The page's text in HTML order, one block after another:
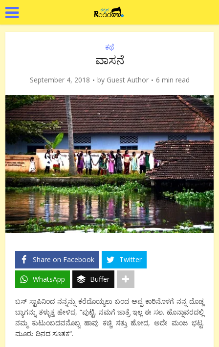
ಕಥೆ
ವಾಸನೆ
September 4, 2018 by Guest Author 6 min read
Share on Facebook Twitter
WhatsApp Buffer
ಬಸ್ ಸ್ಟಾಪಿನಿಂದ ನನ್ನನ್ನು ಕರೆದೊಯ್ಯಲು ಬಂದ ಅಪ್ಪ ಕಾರಿನೊಳಗೆ ನನ್ನ ದೊಡ್ಡ
ಬ್ಯಾಗನ್ನು ತಳ್ಳುತ್ತ ಹೇಳಿದ, “ಪುಟ್ಟಿ, ನಮಗೆ ಜಾತ್ರೆ ಇಲ್ಲ ಈ ಸಲ. ಹೊನ್ನಾವರದಲ್ಲಿ
ನಮ್ಮ ಕುಟುಂಬದವನೊಬ್ಬ ಹಾವು ಕಚ್ಚಿ ಸತ್ತು ಹೋದ,ಅದೇ ಮಂಜ ಭಟ್ಟ.
ಮೂರು ದಿನದ ಸೂತಕ“.